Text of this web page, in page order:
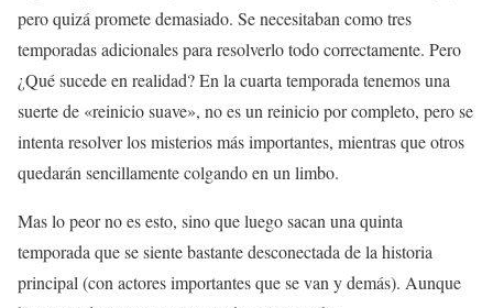
pero quizá promete demasiado. Se necesitaban como tres
temporadas adicionales para resolverlo todo correctamente. Pero
¿Qué sucede en realidad? En la cuarta temporada tenemos una
suerte de «reinicio suave», no es un reinicio por completo, pero se
intenta resolver los misterios más importantes, mientras que otros
quedarán sencillamente colgando en un limbo.
Mas lo peor no es esto, sino que luego sacan una quinta
temporada que se siente bastante desconectada de la historia
principal (con actores importantes que se van y demás). Aunque